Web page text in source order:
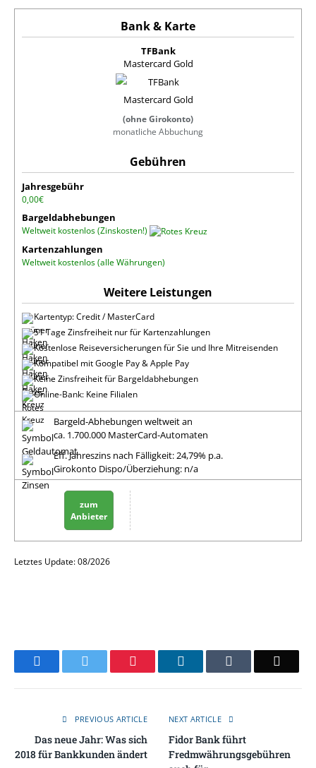
TFBank
Mastercard Gold
(ohne Girokonto)
monatliche Abbuchung
Jahresgebühr
0,00€
Bargeldabhebungen
Weltweit kostenlos (Zinskosten!)
Kartenzahlungen
Weltweit kostenlos (alle Währungen)
Kartentyp: Credit / MasterCard
51 Tage Zinsfreiheit nur für Kartenzahlungen
Kostenlose Reiseversicherungen für Sie und Ihre Mitreisenden
Kompatibel mit Google Pay & Apple Pay
Keine Zinsfreiheit für Bargeldabhebungen
Online-Bank: Keine Filialen
Bargeld-Abhebungen weltweit an
ca. 1.700.000 MasterCard-Automaten
Eff. Jahreszins nach Fälligkeit: 24,79% p.a.
Girokonto Dispo/Überziehung: n/a
zum
Anbieter
Letztes Update: 08/2026
Facebook Pinterest LinkedIn
PREVIOUS ARTICLE
Das neue Jahr: Was sich
2018 für Bankkunden ändert
NEXT ARTICLE
Fidor Bank führt
Fredmwährungsgebühren